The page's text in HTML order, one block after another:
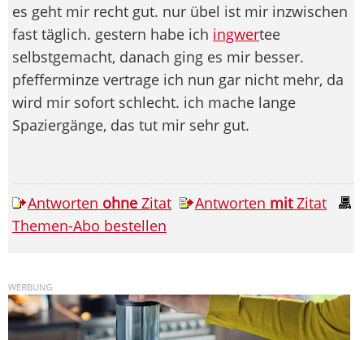
es geht mir recht gut. nur übel ist mir inzwischen
fast täglich. gestern habe ich ingwertee
selbstgemacht, danach ging es mir besser.
pfefferminze vertrage ich nun gar nicht mehr, da
wird mir sofort schlecht. ich mache lange
Spaziergänge, das tut mir sehr gut.
Antworten ohne Zitat Antworten mitZitat
Themen-Abo bestellen